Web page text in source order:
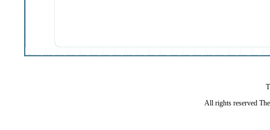
All rights reserved